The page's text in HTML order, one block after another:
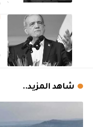
شاهد المزيد..